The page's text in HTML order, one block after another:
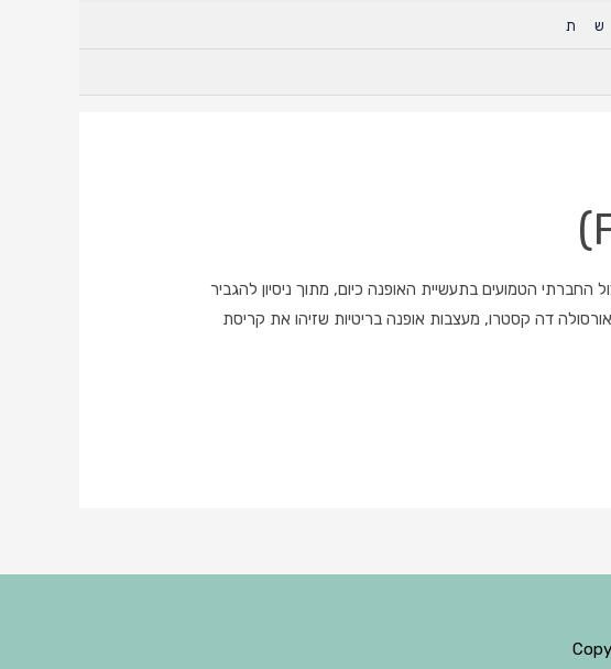
ש ת
הטמועים בתעשיית האופנה כיום, מתוך ניסיון להגביר
דה קסטרו, מעצבות אופנה בריטיות שזיהו את קריסת